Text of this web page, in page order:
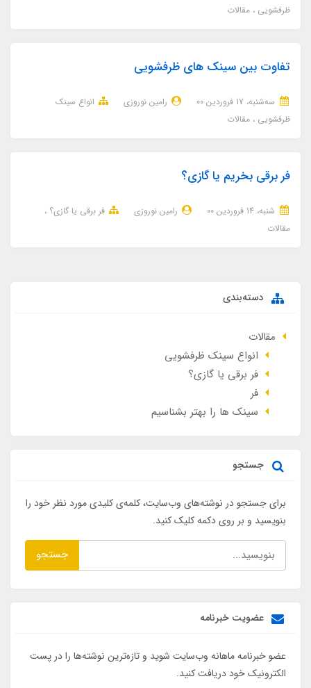
ظرفشویی
مقالات
تفاوت بین سینک های ظرفشویی
ﺳﻪشنبه، 17 فروردین 00 رامین نوروزی
انواع سینک
ظرفشویی
مقالات
فر برقی بخریم یا گازی؟
شنبه، 14 فروردین 00 رامین نوروزی
فر برقی یا گازی؟
مقالات
دسته‌بندی
مقالات
انواع سینک ظرفشویی
فر برقی یا گازی؟
فر
سینک ها را بهتر بشناسیم
جستجو
برای جستجو در نوشته‌های وب‌سایت، کلمه‌ی کلیدی مورد نظر خود را
بنویسید و بر روی دکمه کلیک کنید.
جستجو
عضویت خبرنامه
عضو خبرنامه ماهانه وب‌سایت شوید و تازه‌ترین نوشته‌ها را در پست
الکترونیک خود دریافت کنید.